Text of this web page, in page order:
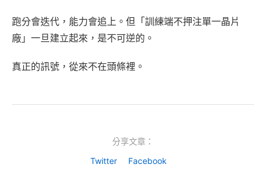
跑分會迭代，能力會追上。但「訓練端不押注單一晶片
廠」一旦建立起來，是不可逆的。
真正的訊號，從來不在頭條裡。
分享文章：
Twitter
Facebook